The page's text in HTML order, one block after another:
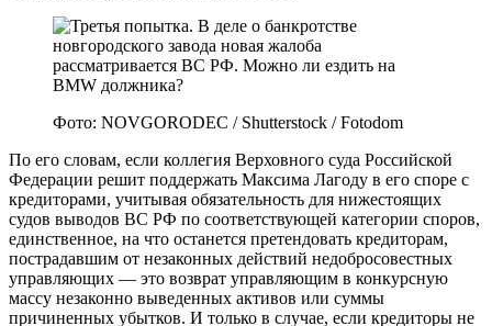
Фото: NOVGORODEC / Shutterstock / Fotodom
По его словам, если коллегия Верховного суда Российской
Федерации решит поддержать Максима Лагоду в его споре с
кредиторами, учитывая обязательность для нижестоящих
судов выводов ВС РФ по соответствующей категории споров,
единственное, на что останется претендовать кредиторам,
пострадавшим от незаконных действий недобросовестных
управляющих — это возврат управляющим в конкурсную
массу незаконно выведенных активов или суммы
причиненных убытков. И только в случае, если кредиторы не